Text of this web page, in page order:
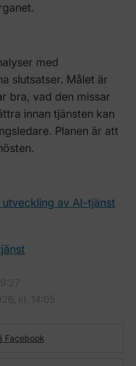
med
slutsatser. Målet är
bra, vad den missar
innan tjänsten kan
Planen är att
av AI-tjänst
kl. 14:05
Facebook